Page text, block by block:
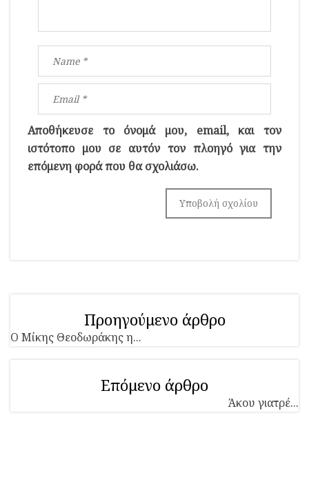
Αποθήκευσε το όνομά μου, email, και τον
ιστότοπο μου σε αυτόν τον πλοηγό για την
επόμενη φορά που θα σχολιάσω.
Προηγούμενο άρθρο
Ο Μίκης Θεοδωράκης η...
Επόμενο άρθρο
Άκου γιατρέ...